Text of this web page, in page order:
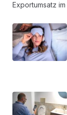
Exportumsatz